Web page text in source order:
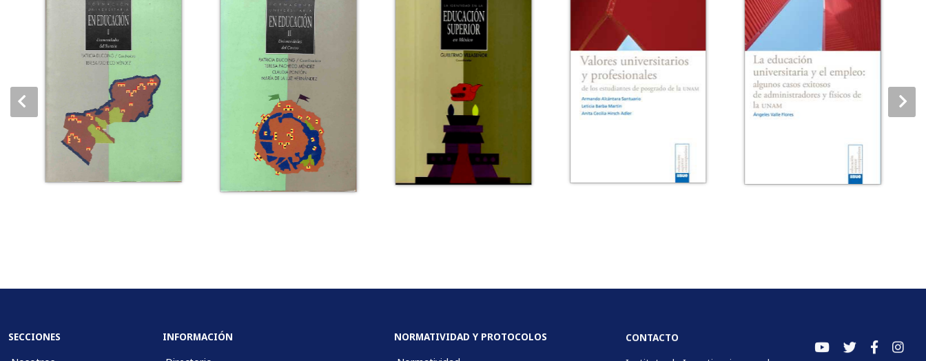
SECCIONES
INFORMACIÓN
NORMATIVIDAD Y PROTOCOLOS
CONTACTO